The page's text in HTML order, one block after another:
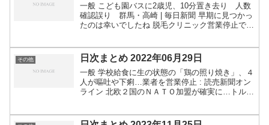
一般 こども園バスに2歳児、10分置き去り 人数
確認誤り 群馬・高崎 | 毎日新聞 早期に見つかっ
たのは幸いでしたね 脱毛クリニック営業停止で提
「捜...
その他 日次まとめ 2022年06月29日
一般 学校給食に生の状態の「鶏の照り焼き」、４
人が嘔吐や下痢…業者を営業停止 : 読売新聞オン
ライン 北欧２国のＮＡＴＯ加盟が確実に…トルコ
クー...